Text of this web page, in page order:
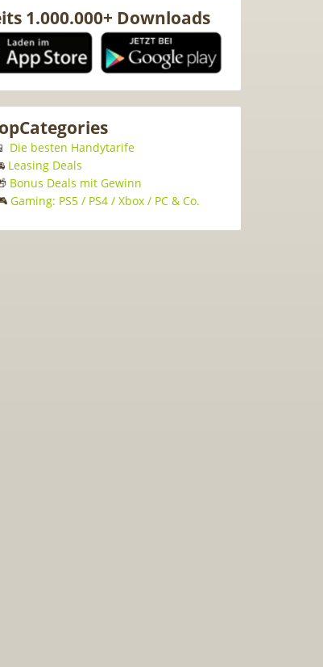
1.000.000+ Downloads
Die besten Handytarife
Leasing Deals
Bonus Deals mit Gewinn
Gaming: PS5 / PS4 / Xbox / PC & Co.